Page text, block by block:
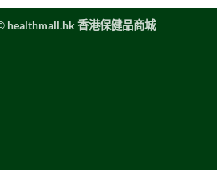
healthmall.hk 香港保健品商城